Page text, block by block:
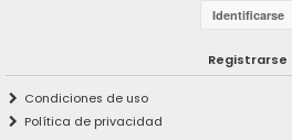
Registrarse
Condiciones de uso
Política de privacidad